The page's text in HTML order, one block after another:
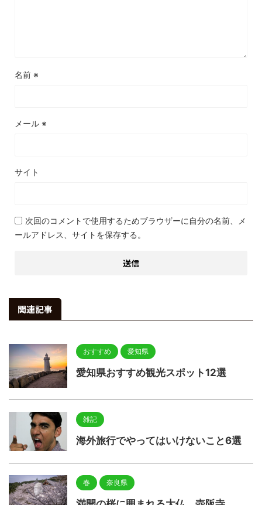
名前 ※
メール ※
サイト
次回のコメントで使用するためブラウザーに自分の名前、メ
ールアドレス、サイトを保存する。
関連記事
おすすめ 愛知県
愛知県おすすめ観光スポット12選
雑記
海外旅行でやってはいけないこと6選
春 奈良県